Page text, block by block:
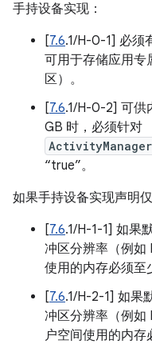
手持设备实现：
[7.6.1/H-0-1] 必须
可用于存储应用专
区）。
[7.6.1/H-0-2] 可供
GB 时，必须针对
“true”。
如果手持设备实现声明
[7.6.1/H-1-1] 如果
冲区分辨率（例如
使用的内存必须至
[7.6.1/H-2-1] 如果
冲区分辨率（例如
户空间使用的内存